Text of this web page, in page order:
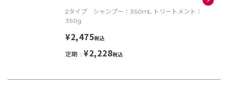
2タイプ シャンプー：350ｍL トリートメント：
350g
¥2,475税込
定期 ¥2,228税込